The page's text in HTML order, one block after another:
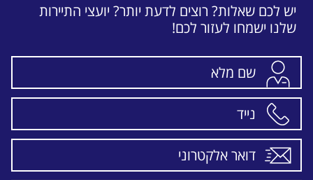
יש לכם שאלות? רוצים לדעת יותר? יועצי התיירות
שלנו ישמחו לעזור לכם!